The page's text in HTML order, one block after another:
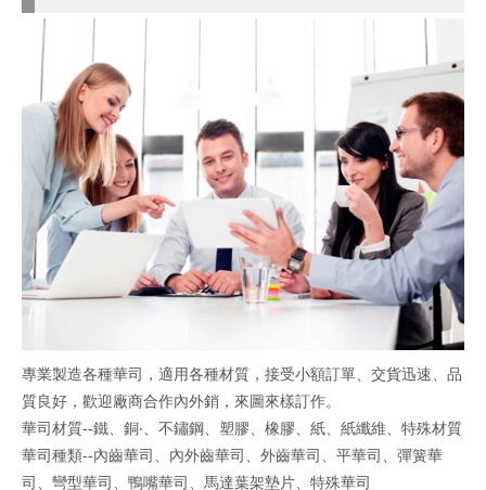
專業製造各種華司，適用各種材質，接受小額訂單、交貨迅速、品
質良好，歡迎廠商合作內外銷，來圖來樣訂作。
華司材質--鐵、銅‧、不鏽鋼、塑膠、橡膠、紙、紙纖維、特殊材質
華司種類--內齒華司、內外齒華司、外齒華司、平華司、彈簧華
司、彎型華司、鴨嘴華司、馬達葉架墊片、特殊華司